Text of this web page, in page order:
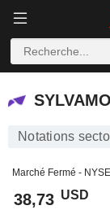
SYLVAMO
Notations
Marché Fermé - NYSE
38,73 USD